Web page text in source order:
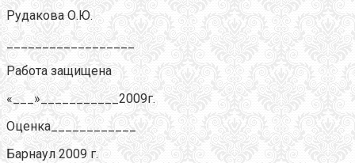
Рудакова О.Ю.
__________________
Работа защищена
«___»___________2009г.
Оценка____________
Барнаул 2009 г.